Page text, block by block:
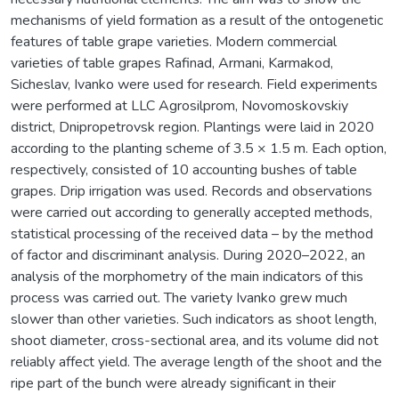
mechanisms of yield formation as a result of the ontogenetic
features of table grape varieties. Modern commercial
varieties of table grapes Rafinad, Armani, Karmakod,
Sicheslav, Ivanko were used for research. Field experiments
were performed at LLC Agrosilprom, Novomoskovskiy
district, Dnipropetrovsk region. Plantings were laid in 2020
according to the planting scheme of 3.5 × 1.5 m. Each option,
respectively, consisted of 10 accounting bushes of table
grapes. Drip irrigation was used. Records and observations
were carried out according to generally accepted methods,
statistical processing of the received data – by the method
of factor and discriminant analysis. During 2020–2022, an
analysis of the morphometry of the main indicators of this
process was carried out. The variety Ivanko grew much
slower than other varieties. Such indicators as shoot length,
shoot diameter, cross-sectional area, and its volume did not
reliably affect yield. The average length of the shoot and the
ripe part of the bunch were already significant in their